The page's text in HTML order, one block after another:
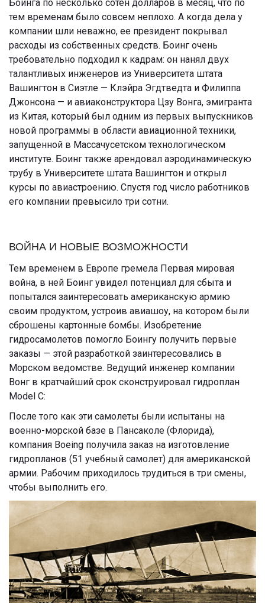
Боинга по несколько сотен долларов в месяц, что по
тем временам было совсем неплохо. А когда дела у
компании шли неважно, ее президент покрывал
расходы из собственных средств. Боинг очень
требовательно подходил к кадрам: он нанял двух
талантливых инженеров из Университета штата
Вашингтон в Сиэтле — Клэйра Эгдтведта и Филиппа
Джонсона — и авиаконструктора Цзу Вонга, эмигранта
из Китая, который был одним из первых выпускников
новой программы в области авиационной техники,
запущенной в Массачусетском технологическом
институте. Боинг также арендовал аэродинамическую
трубу в Университете штата Вашингтон и открыл
курсы по авиастроению. Спустя год число работников
его компании превысило три сотни.
ВОЙНА И НОВЫЕ ВОЗМОЖНОСТИ
Тем временем в Европе гремела Первая мировая
война, в ней Боинг увидел потенциал для сбыта и
попытался заинтересовать американскую армию
своим продуктом, устроив авиашоу, на котором были
сброшены картонные бомбы. Изобретение
гидросамолетов помогло Боингу получить первые
заказы — этой разработкой заинтересовались в
Морском ведомстве. Ведущий инженер компании
Вонг в кратчайший срок сконструировал гидроплан
Model С:
После того как эти самолеты были испытаны на
военно-морской базе в Пансаколе (Флорида),
компания Boeing получила заказ на изготовление
гидропланов (51 учебный самолет) для американской
армии. Рабочим приходилось трудиться в три смены,
чтобы выполнить его.